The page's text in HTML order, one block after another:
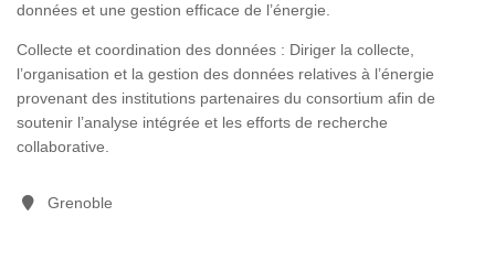
données et une gestion efficace de l’énergie.
Collecte et coordination des données : Diriger la collecte,
l’organisation et la gestion des données relatives à l’énergie
provenant des institutions partenaires du consortium afin de
soutenir l’analyse intégrée et les efforts de recherche
collaborative.
Grenoble